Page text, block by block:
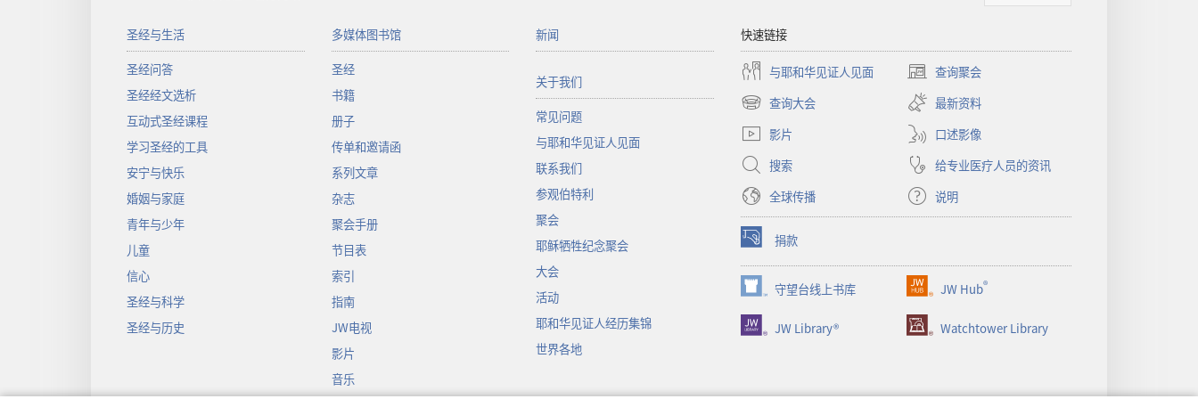
圣经与生活
圣经问答
圣经经文选析
互动式圣经课程
学习圣经的工具
安宁与快乐
婚姻与家庭
青年与少年
儿童
信心
圣经与科学
圣经与历史
多媒体图书馆
圣经
书籍
册子
传单和邀请函
系列文章
杂志
聚会手册
节目表
索引
指南
JW电视
影片
音乐
新闻
关于我们
常见问题
与耶和华见证人见面
联系我们
参观伯特利
聚会
耶稣牺牲纪念聚会
大会
活动
耶和华见证人经历集锦
世界各地
快速链接
与耶和华见证人见面 查询聚会
（打
开
新
窗
口）
查询大会
（打
开
新
窗
口）
最新资料
影片
口述影像
搜索
给专业医疗人员的资讯
全球传播
说明
捐款
（打
开
新
窗
口）
守望台线上书库
（打
开
新
JW Hub®
（打
开
新
JW Library® Watchtower Library